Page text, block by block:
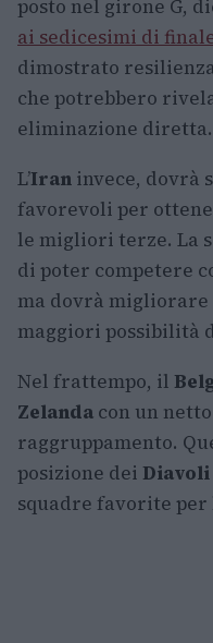
posto nel girone G,
ai sedicesimi di
dimostrato
che potrebbero
eliminazione diretta.
L’Iran invece, dovrà
favorevoli per
le migliori terze. La
di poter competere
ma dovrà migliorare
maggiori possibilità
Nel frattempo, il
Zelanda con un
raggruppamento.
posizione dei Diavoli
squadre favorite